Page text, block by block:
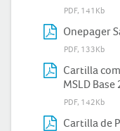
PDF, 141Kb
Onepager
PDF, 133Kb
Cartilla
MSLD Base
PDF, 142Kb
Cartilla de